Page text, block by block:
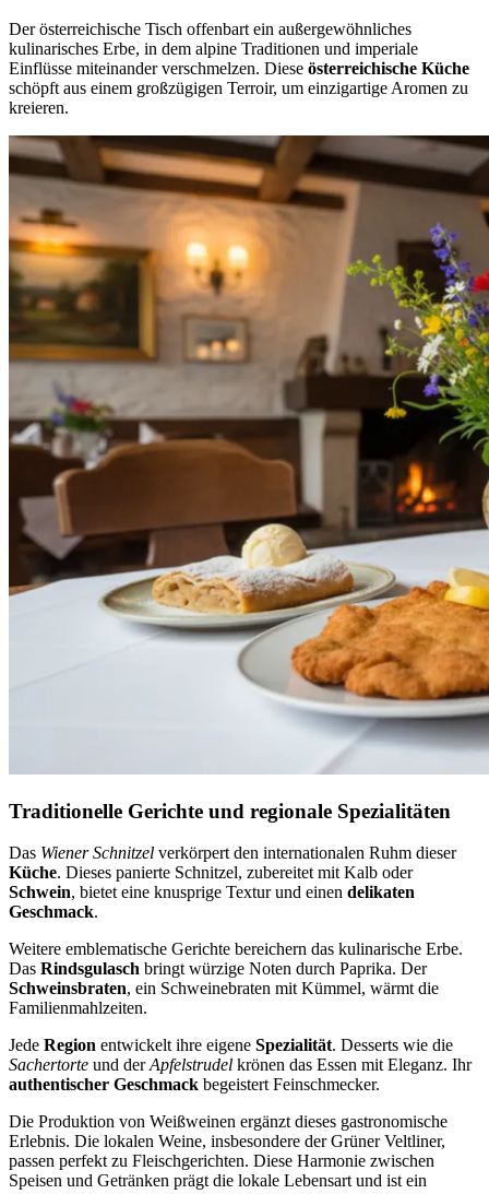
Der österreichische Tisch offenbart ein außergewöhnliches
kulinarisches Erbe, in dem alpine Traditionen und imperiale
Einflüsse miteinander verschmelzen. Diese österreichische Küche
schöpft aus einem großzügigen Terroir, um einzigartige Aromen zu
kreieren.
Traditionelle Gerichte und regionale Spezialitäten
Das Wiener Schnitzel verkörpert den internationalen Ruhm dieser
Küche. Dieses panierte Schnitzel, zubereitet mit Kalb oder
Schwein, bietet eine knusprige Textur und einen delikaten
Geschmack.
Weitere emblematische Gerichte bereichern das kulinarische Erbe.
Das Rindsgulasch bringt würzige Noten durch Paprika. Der
Schweinsbraten, ein Schweinebraten mit Kümmel, wärmt die
Familienmahlzeiten.
Jede Region entwickelt ihre eigene Spezialität. Desserts wie die
Sachertorte und derApfelstrudel krönen das Essen mit Eleganz. Ihr
authentischer Geschmack begeistert Feinschmecker.
Die Produktion von Weißweinen ergänzt dieses gastronomische
Erlebnis. Die lokalen Weine, insbesondere der Grüner Veltliner,
passen perfekt zu Fleischgerichten. Diese Harmonie zwischen
Speisen und Getränken prägt die lokale Lebensart und ist ein